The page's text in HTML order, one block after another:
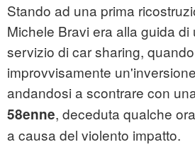
Stando ad una prima
Michele Bravi era alla guida di
servizio di car sharing,
improvvisamente
andandosi a scontrare con
58enne, deceduta qualche
a causa del violento impatto.